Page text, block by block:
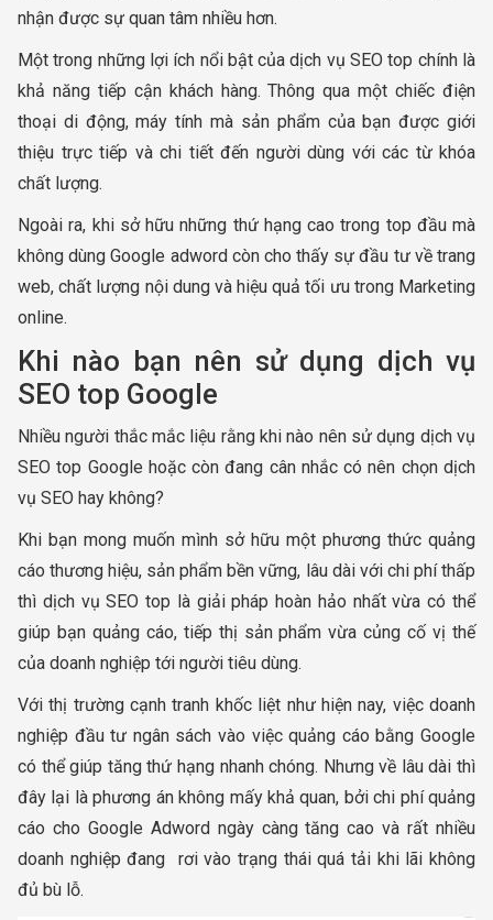
nhận được sự quan tâm nhiều hơn.
Một trong những lợi ích nổi bật của dịch vụ SEO top chính là
khả năng tiếp cận khách hàng. Thông qua một chiếc điện
thoại di động, máy tính mà sản phẩm của bạn được giới
thiệu trực tiếp và chi tiết đến người dùng với các từ khóa
chất lượng.
Ngoài ra, khi sở hữu những thứ hạng cao trong top đầu mà
không dùng Google adword còn cho thấy sự đầu tư về trang
web, chất lượng nội dung và hiệu quả tối ưu trong Marketing
online.
Khi nào bạn nên sử dụng dịch vụ
SEO top Google
Nhiều người thắc mắc liệu rằng khi nào nên sử dụng dịch vụ
SEO top Google hoặc còn đang cân nhắc có nên chọn dịch
vụ SEO hay không?
Khi bạn mong muốn mình sở hữu một phương thức quảng
cáo thương hiệu, sản phẩm bền vững, lâu dài với chi phí thấp
thì dịch vụ SEO top là giải pháp hoàn hảo nhất vừa có thể
giúp bạn quảng cáo, tiếp thị sản phẩm vừa củng cố vị thế
của doanh nghiệp tới người tiêu dùng.
Với thị trường cạnh tranh khốc liệt như hiện nay, việc doanh
nghiệp đầu tư ngân sách vào việc quảng cáo bằng Google
có thể giúp tăng thứ hạng nhanh chóng. Nhưng về lâu dài thì
đây lại là phương án không mấy khả quan, bởi chi phí quảng
cáo cho Google Adword ngày càng tăng cao và rất nhiều
doanh nghiệp đang rơi vào trạng thái quá tải khi lãi không
đủ bù lỗ.